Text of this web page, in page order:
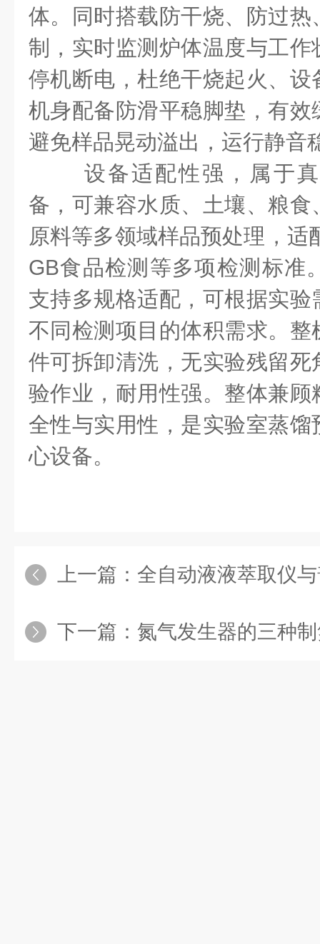
体。同时搭载防干烧、防过
制，实时监测炉体温度与工
停机断电，杜绝干烧起火、
机身配备防滑平稳脚垫，有
避免样品晃动溢出，运行静音
设备适配性强 ，属于
备，可兼容水质、土壤、粮
原料等多领域样品预处理，适
GB食品检测等多项检测标准
支持多规格适配，可根据实
不同检测项目的体积需求。
件可拆卸清洗，无实验残留
验作业，耐用性强。整体兼顾
全性与实用性，是实验室蒸
心设备。
上一篇： 全自动液液萃取仪与普
下一篇： 氮气发生器的三种